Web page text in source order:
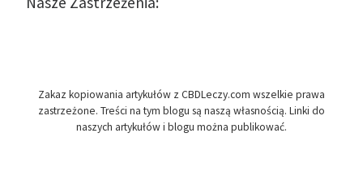
Zakaz kopiowania artykułów z CBDLeczy.com wszelkie prawa
zastrzeżone. Treści na tym blogu są naszą własnością. Linki do
naszych artykułów i blogu można publikować.